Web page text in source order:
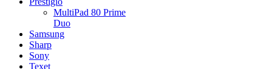
MultiPad 80 Prime
Duo
Samsung
Sharp
Sony
Texet